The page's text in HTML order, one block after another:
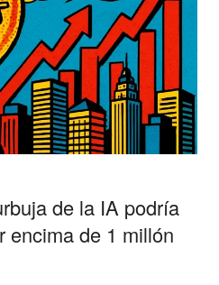
de la IA podría
encima de 1 millón